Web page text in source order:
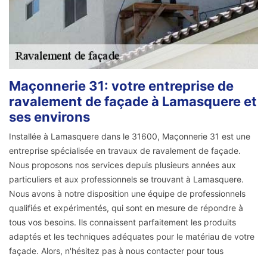
Maçonnerie 31: votre entreprise de
ravalement de façade à Lamasquere et
ses environs
Installée à Lamasquere dans le 31600, Maçonnerie 31 est une
entreprise spécialisée en travaux de ravalement de façade.
Nous proposons nos services depuis plusieurs années aux
particuliers et aux professionnels se trouvant à Lamasquere.
Nous avons à notre disposition une équipe de professionnels
qualifiés et expérimentés, qui sont en mesure de répondre à
tous vos besoins. Ils connaissent parfaitement les produits
adaptés et les techniques adéquates pour le matériau de votre
façade. Alors, n'hésitez pas à nous contacter pour tous